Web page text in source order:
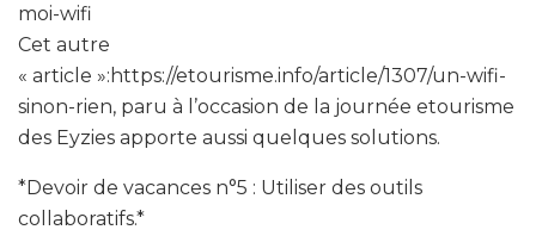
moi-wifi
Cet autre
« article »:https://etourisme.info/article/1307/un-wifi-
sinon-rien, paru à l’occasion de la journée etourisme
des Eyzies apporte aussi quelques solutions.
*Devoir de vacances n°5 : Utiliser des outils
collaboratifs.*